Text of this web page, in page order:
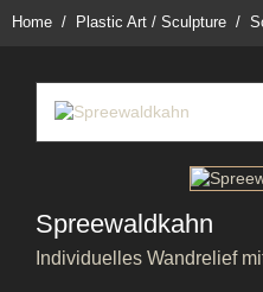
Home Plastic Art / Sculpture
Spreewaldkahn
Individuelles Wandrelief